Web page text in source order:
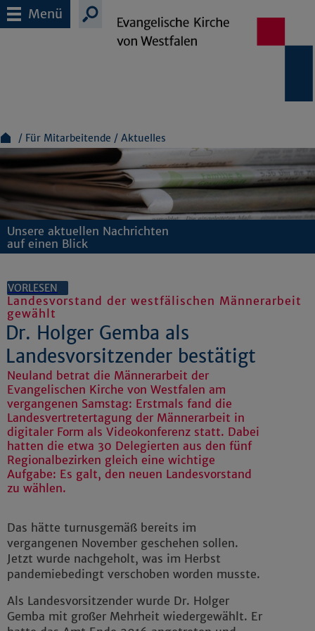
Menü
Für Mitarbeitende Aktuelles
Unsere aktuellen Nachrichten
auf einen Blick
VORLESEN
Landesvorstand der westfälischen Männerarbeit
gewählt
Dr. Holger Gemba als
Landesvorsitzender bestätigt
Neuland betrat die Männerarbeit der
Evangelischen Kirche von Westfalen am
vergangenen Samstag: Erstmals fand die
Landesvertretertagung der Männerarbeit in
digitaler Form als Videokonferenz statt. Dabei
hatten die etwa 30 Delegierten aus den fünf
Regionalbezirken gleich eine wichtige
Aufgabe: Es galt, den neuen Landesvorstand
zu wählen.
Das hätte turnusgemäß bereits im
vergangenen November geschehen sollen.
Jetzt wurde nachgeholt, was im Herbst
pandemiebedingt verschoben worden musste.
Als Landesvorsitzender wurde Dr. Holger
Gemba mit großer Mehrheit wiedergewählt. Er